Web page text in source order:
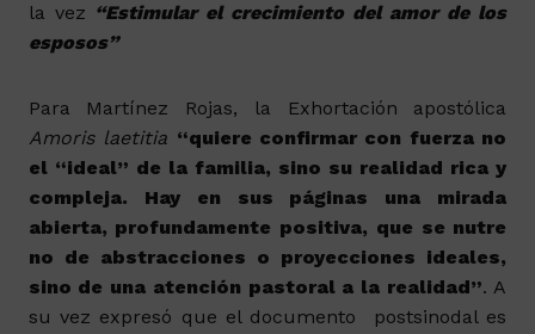
la vez “Estimular el crecimiento del amor de los
esposos”
Para Martínez Rojas, la Exhortación apostólica
Amoris laetitia “quiere confirmar con fuerza no
el “ideal” de la familia, sino su realidad rica y
compleja. Hay en sus páginas una mirada
abierta, profundamente positiva, que se nutre
no de abstracciones o proyecciones ideales,
sino de una atención pastoral a la realidad”. A
su vez expresó que el documento postsinodal es